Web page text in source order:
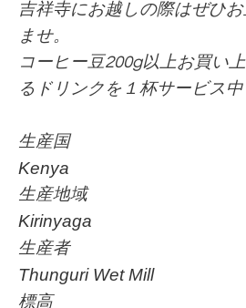
吉祥寺にお越しの際はぜひ
ませ。
コーヒー豆200g以上お買い
るドリンクを１杯サービス中
生産国
Kenya
生産地域
Kirinyaga
生産者
Thunguri Wet Mill
標高